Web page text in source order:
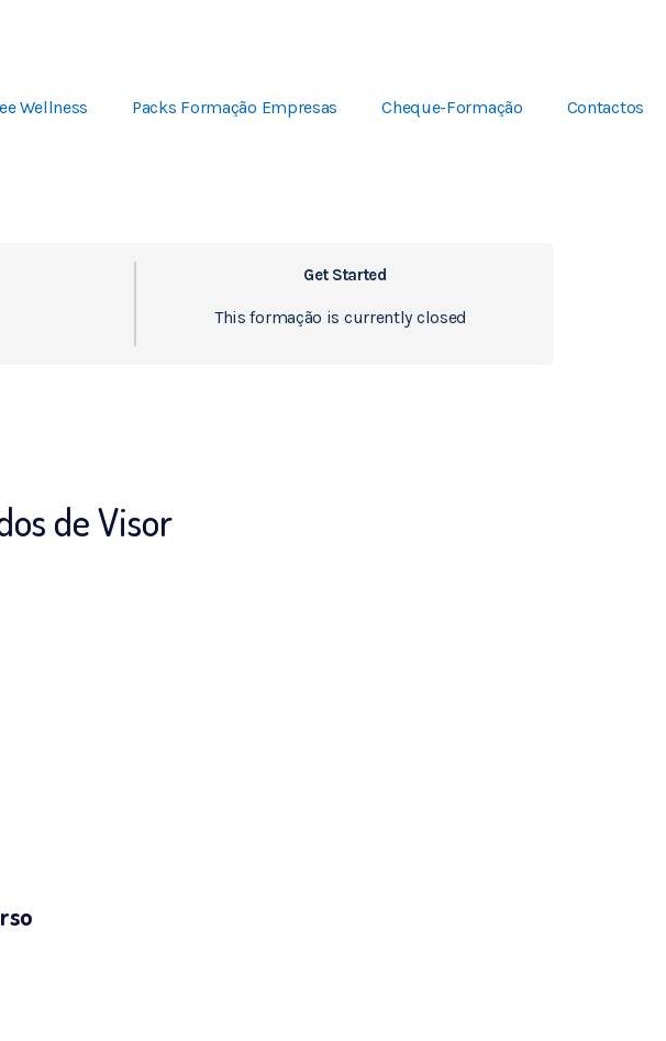
Wellness Packs Formação Empresas Cheque-Formação Contactos
Get Started
This formação is currently closed
de Visor